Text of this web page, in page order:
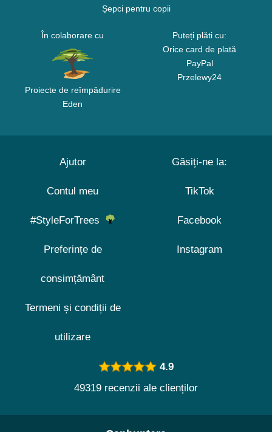
Șepci pentru copii
În colaborare cu
Proiecte de reîmpădurire
Eden
Puteți plăti cu:
Orice card de plată
PayPal
Przelewy24
Ajutor
Contul meu
#StyleForTrees
Preferințe de
consimțământ
Termeni și condiții de
utilizare
Găsiți-ne la:
TikTok
Facebook
Instagram
4.9
49319 recenzii ale clienților